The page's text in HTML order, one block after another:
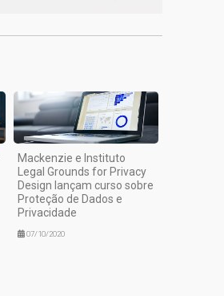
Mackenzie e Instituto
Legal Grounds for Privacy
Design lançam curso sobre
Proteção de Dados e
Privacidade
07/10/2020